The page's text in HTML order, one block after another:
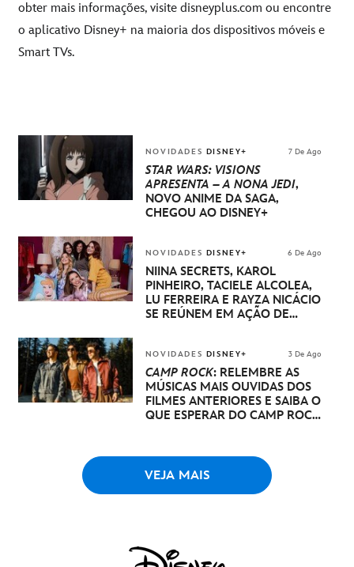
obter mais informações, visite disneyplus.com ou encontre
o aplicativo Disney+ na maioria dos dispositivos móveis e
Smart TVs.
NOVIDADES DISNEY+ 7 De Ago
STAR WARS: VISIONS
APRESENTA – A NONA JEDI,
NOVO ANIME DA SAGA,
CHEGOU AO DISNEY+
NOVIDADES DISNEY+ 6 De Ago
NIINA SECRETS, KAROL
PINHEIRO, TACIELE ALCOLEA,
LU FERREIRA E RAYZA NICÁCIO
SE REÚNEM EM AÇÃO DE
NOVIDADES DISNEY+ 3 De Ago
CAMP ROCK: RELEMBRE AS
MÚSICAS MAIS OUVIDAS DOS
FILMES ANTERIORES E SAIBA O
QUE ESPERAR DO CAMP ROCK
VEJA MAIS